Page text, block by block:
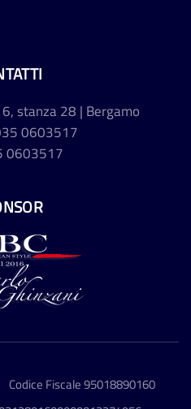
stanza 28 | Bergamo
0603517
0603517
Codice Fiscale 95018890160